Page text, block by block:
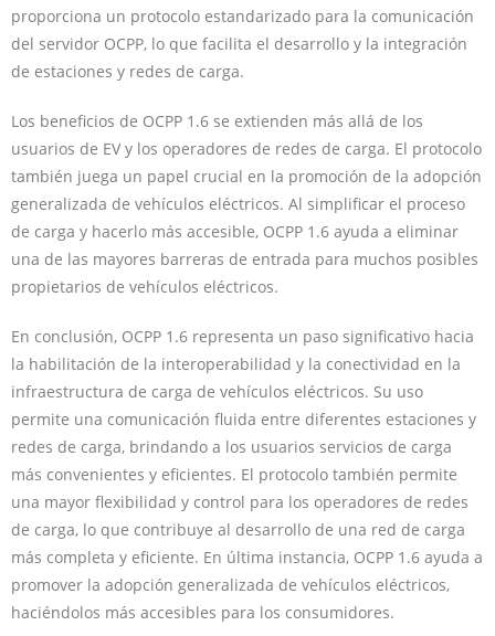
proporciona un protocolo estandarizado para la comunicación
del servidor OCPP, lo que facilita el desarrollo y la integración
de estaciones y redes de carga.
Los beneficios de OCPP 1.6 se extienden más allá de los
usuarios de EV y los operadores de redes de carga. El protocolo
también juega un papel crucial en la promoción de la adopción
generalizada de vehículos eléctricos. Al simplificar el proceso
de carga y hacerlo más accesible, OCPP 1.6 ayuda a eliminar
una de las mayores barreras de entrada para muchos posibles
propietarios de vehículos eléctricos.
En conclusión, OCPP 1.6 representa un paso significativo hacia
la habilitación de la interoperabilidad y la conectividad en la
infraestructura de carga de vehículos eléctricos. Su uso
permite una comunicación fluida entre diferentes estaciones y
redes de carga, brindando a los usuarios servicios de carga
más convenientes y eficientes. El protocolo también permite
una mayor flexibilidad y control para los operadores de redes
de carga, lo que contribuye al desarrollo de una red de carga
más completa y eficiente. En última instancia, OCPP 1.6 ayuda a
promover la adopción generalizada de vehículos eléctricos,
haciéndolos más accesibles para los consumidores.